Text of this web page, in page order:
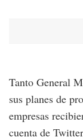
Tanto General
sus planes de
empresas
cuenta de